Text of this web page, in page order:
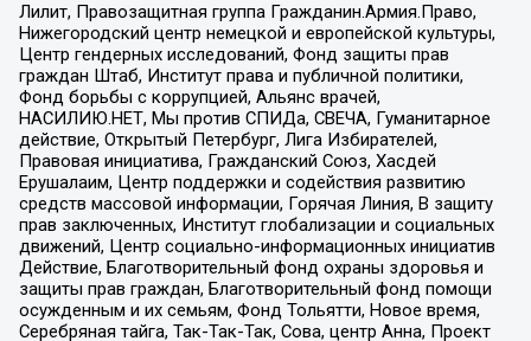
Лилит, Правозащитная группа Гражданин.Армия.Право,
Нижегородский центр немецкой и европейской культуры,
Центр гендерных исследований, Фонд защиты прав
граждан Штаб, Институт права и публичной политики,
Фонд борьбы с коррупцией, Альянс врачей,
НАСИЛИЮ.НЕТ, Мы против СПИДа, СВЕЧА, Гуманитарное
действие, Открытый Петербург, Лига Избирателей,
Правовая инициатива, Гражданский Союз, Хасдей
Ерушалаим, Центр поддержки и содействия развитию
средств массовой информации, Горячая Линия, В защиту
прав заключенных, Институт глобализации и социальных
движений, Центр социально-информационных инициатив
Действие, Благотворительный фонд охраны здоровья и
защиты прав граждан, Благотворительный фонд помощи
осужденным и их семьям, Фонд Тольятти, Новое время,
Серебряная тайга, Так-Так-Так, Сова, центр Анна, Проект